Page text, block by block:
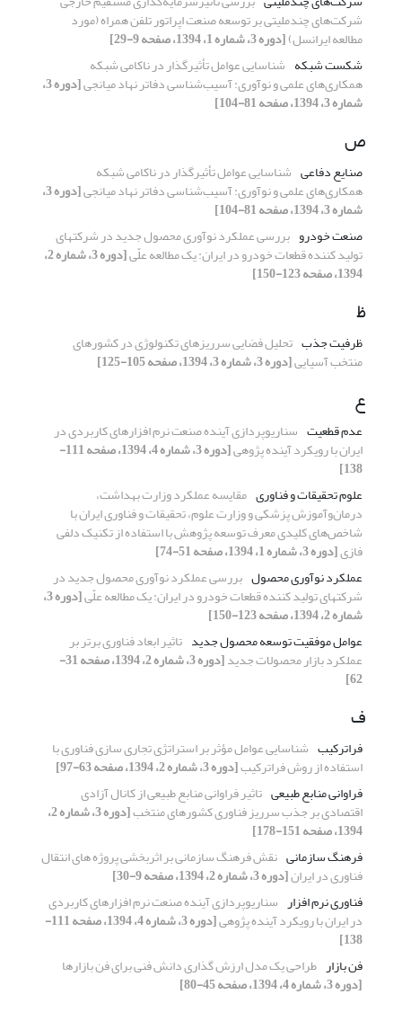
شرکت‌های چندملیتی بر توسعه صنعت اپراتور تلفن همراه (مورد
مطالعه ایرانسل)[دوره 3، شماره 1، 1394، صفحه 9-29]
شکست شبکه شناسایی عوامل تأثیرگذار در ناکامی شبکه
همکاری‌های علمی و نوآوری: آسیب‌شناسی دفاتر نهاد میانجی [دوره 3،
شماره 3، 1394، صفحه 81-104]
ص
صنایع دفاعی شناسایی عوامل تأثیرگذار در ناکامی شبکه
همکاری‌های علمی و نوآوری: آسیب‌شناسی دفاتر نهاد میانجی [دوره 3،
شماره 3، 1394، صفحه 81-104]
صنعت خودرو بررسی عملکرد نوآوری محصول جدید در شرکتهای
تولید کننده قطعات خودرو در ایران: یک مطالعه علّی [دوره 3، شماره 2،
1394، صفحه 123-150]
ظ
ظرفیت جذب تحلیل فضایی سرریزهای تکنولوژی در کشورهای
منتخب آسیایی[دوره 3، شماره 3، 1394، صفحه 105-125]
ع
عدم قطعیت سناریوپردازی آینده صنعت نرم افزارهای کاربردی در
ایران با رویکرد آینده پژوهی [دوره 3، شماره 4، 1394، صفحه 111-
138]
علوم تحقیقات و فناوری مقایسه عملکرد وزارت بهداشت،
درمان‌و‌آموزش پزشکی و وزارت علوم، تحقیقات و فناوری ایران با
شاخص‌های کلیدی معرف توسعه پژوهش با استفاده از تکنیک دلفی
فازی[دوره 3، شماره 1، 1394، صفحه 51-74]
عملکرد نوآوری محصول بررسی عملکرد نوآوری محصول جدید در
شرکتهای تولید کننده قطعات خودرو در ایران: یک مطالعه علّی [دوره 3،
شماره 2، 1394، صفحه 123-150]
عوامل موفقیت توسعه محصول جدید تاثیر ابعاد فناوری برتر بر
عملکرد بازار محصولات جدید [دوره 3، شماره 2، 1394، صفحه 31-
62]
ف
فراترکیب شناسایی عوامل مؤثر بر استراتژی تجاری سازی فناوری با
استفاده از روش فراترکیب[دوره 3، شماره 2، 1394، صفحه 63-97]
فراوانی منابع طبیعی تاثیر فراوانی منابع طبیعی از کانال آزادی
اقتصادی بر جذب سرریز فناوری کشورهای منتخب [دوره 3، شماره 2،
1394، صفحه 151-178]
فرهنگ سازمانی نقش فرهنگ سازمانی بر اثربخشی پروژه های انتقال
فناوری در ایران[دوره 3، شماره 2، 1394، صفحه 9-30]
فناوری نرم افزار سناریوپردازی آینده صنعت نرم افزارهای کاربردی
در ایران با رویکرد آینده پژوهی [دوره 3، شماره 4، 1394، صفحه 111-
138]
فن بازار طراحی یک مدل ارزش گذاری دانش فنی برای فن بازارها
[دوره 3، شماره 4، 1394، صفحه 45-80]